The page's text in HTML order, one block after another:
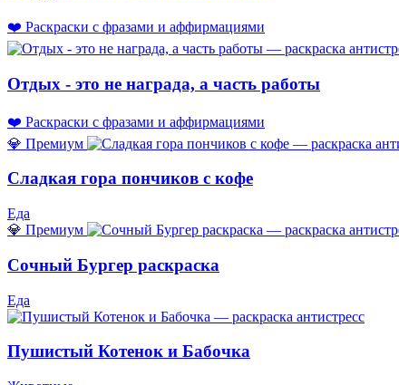
❤️ Раскраски с фразами и аффирмациями
Отдых - это не награда, а часть работы
❤️ Раскраски с фразами и аффирмациями
💎 Премиум
Сладкая гора пончиков с кофе
Еда
💎 Премиум
Сочный Бургер раскраска
Еда
Пушистый Котенок и Бабочка